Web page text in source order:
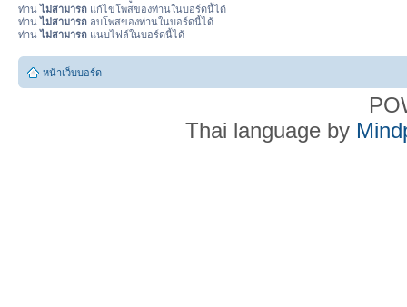
ท่านไม่สามารถ แก้ไขโพสของท่านในบอร์ดนี้ได้
ท่านไม่สามารถ ลบโพสของท่านในบอร์ดนี้ได้
ท่านไม่สามารถ แนบไฟล์ในบอร์ดนี้ได้
หน้าเว็บบอร์ด
Thai language by